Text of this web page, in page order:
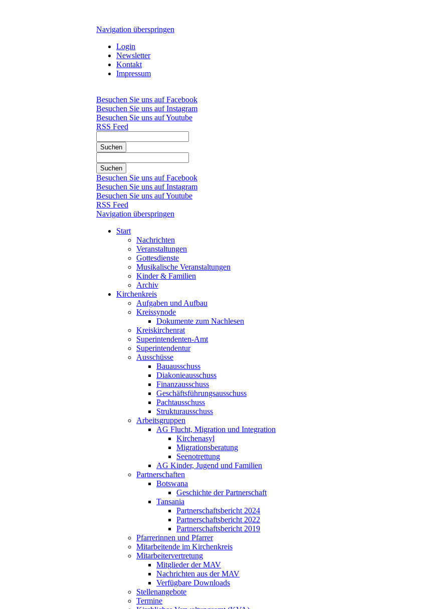
Navigation überspringen
Login
Newsletter
Kontakt
Impressum
Besuchen Sie uns auf Facebook
Besuchen Sie uns auf Instagram
Besuchen Sie uns auf Youtube
RSS Feed
Suchen
Suchen
Besuchen Sie uns auf Facebook
Besuchen Sie uns auf Instagram
Besuchen Sie uns auf Youtube
RSS Feed
Navigation überspringen
Start
Nachrichten
Veranstaltungen
Gottesdienste
Musikalische Veranstaltungen
Kinder & Familien
Archiv
Kirchenkreis
Aufgaben und Aufbau
Kreissynode
Dokumente zum Nachlesen
Kreiskirchenrat
Superintendenten-Amt
Superintendentur
Ausschüsse
Bauausschuss
Diakonieausschuss
Finanzausschuss
Geschäftsführungsausschuss
Pachtausschuss
Strukturausschuss
Arbeitsgruppen
AG Flucht, Migration und Integration
Kirchenasyl
Migrationsberatung
Seenotrettung
AG Kinder, Jugend und Familien
Partnerschaften
Botswana
Geschichte der Partnerschaft
Tansania
Partnerschaftsbericht 2024
Partnerschaftsbericht 2022
Partnerschaftsbericht 2019
Pfarrerinnen und Pfarrer
Mitarbeitende im Kirchenkreis
Mitarbeitervertretung
Mitglieder der MAV
Nachrichten aus der MAV
Verfügbare Downloads
Stellenangebote
Termine